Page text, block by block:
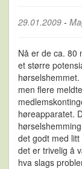
29.01.2009 -
Nå er de ca. 80
et større
men flere
høreapparatet.
det godt med
det er trivelig å
hva slags